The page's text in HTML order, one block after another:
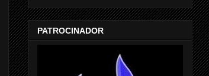
PATROCINADOR